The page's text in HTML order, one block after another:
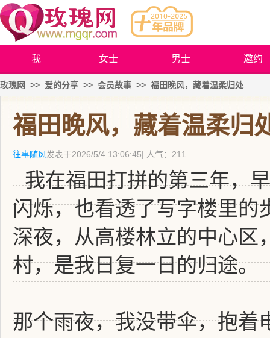
我 女士 男士 邀约
玫瑰网 >> 爱的分享 >> 会员故事 >> 福田晚风，藏着温柔归处
福田晚风，藏着温柔归
往事随风 发表于2026/5/4 13:06:45| 人气：211
我在福田打拼的第三年，
闪烁，也看透了写字楼里的
深夜，从高楼林立的中心区
村，是我日复一日的归途。
那个雨夜，我没带伞，抱着